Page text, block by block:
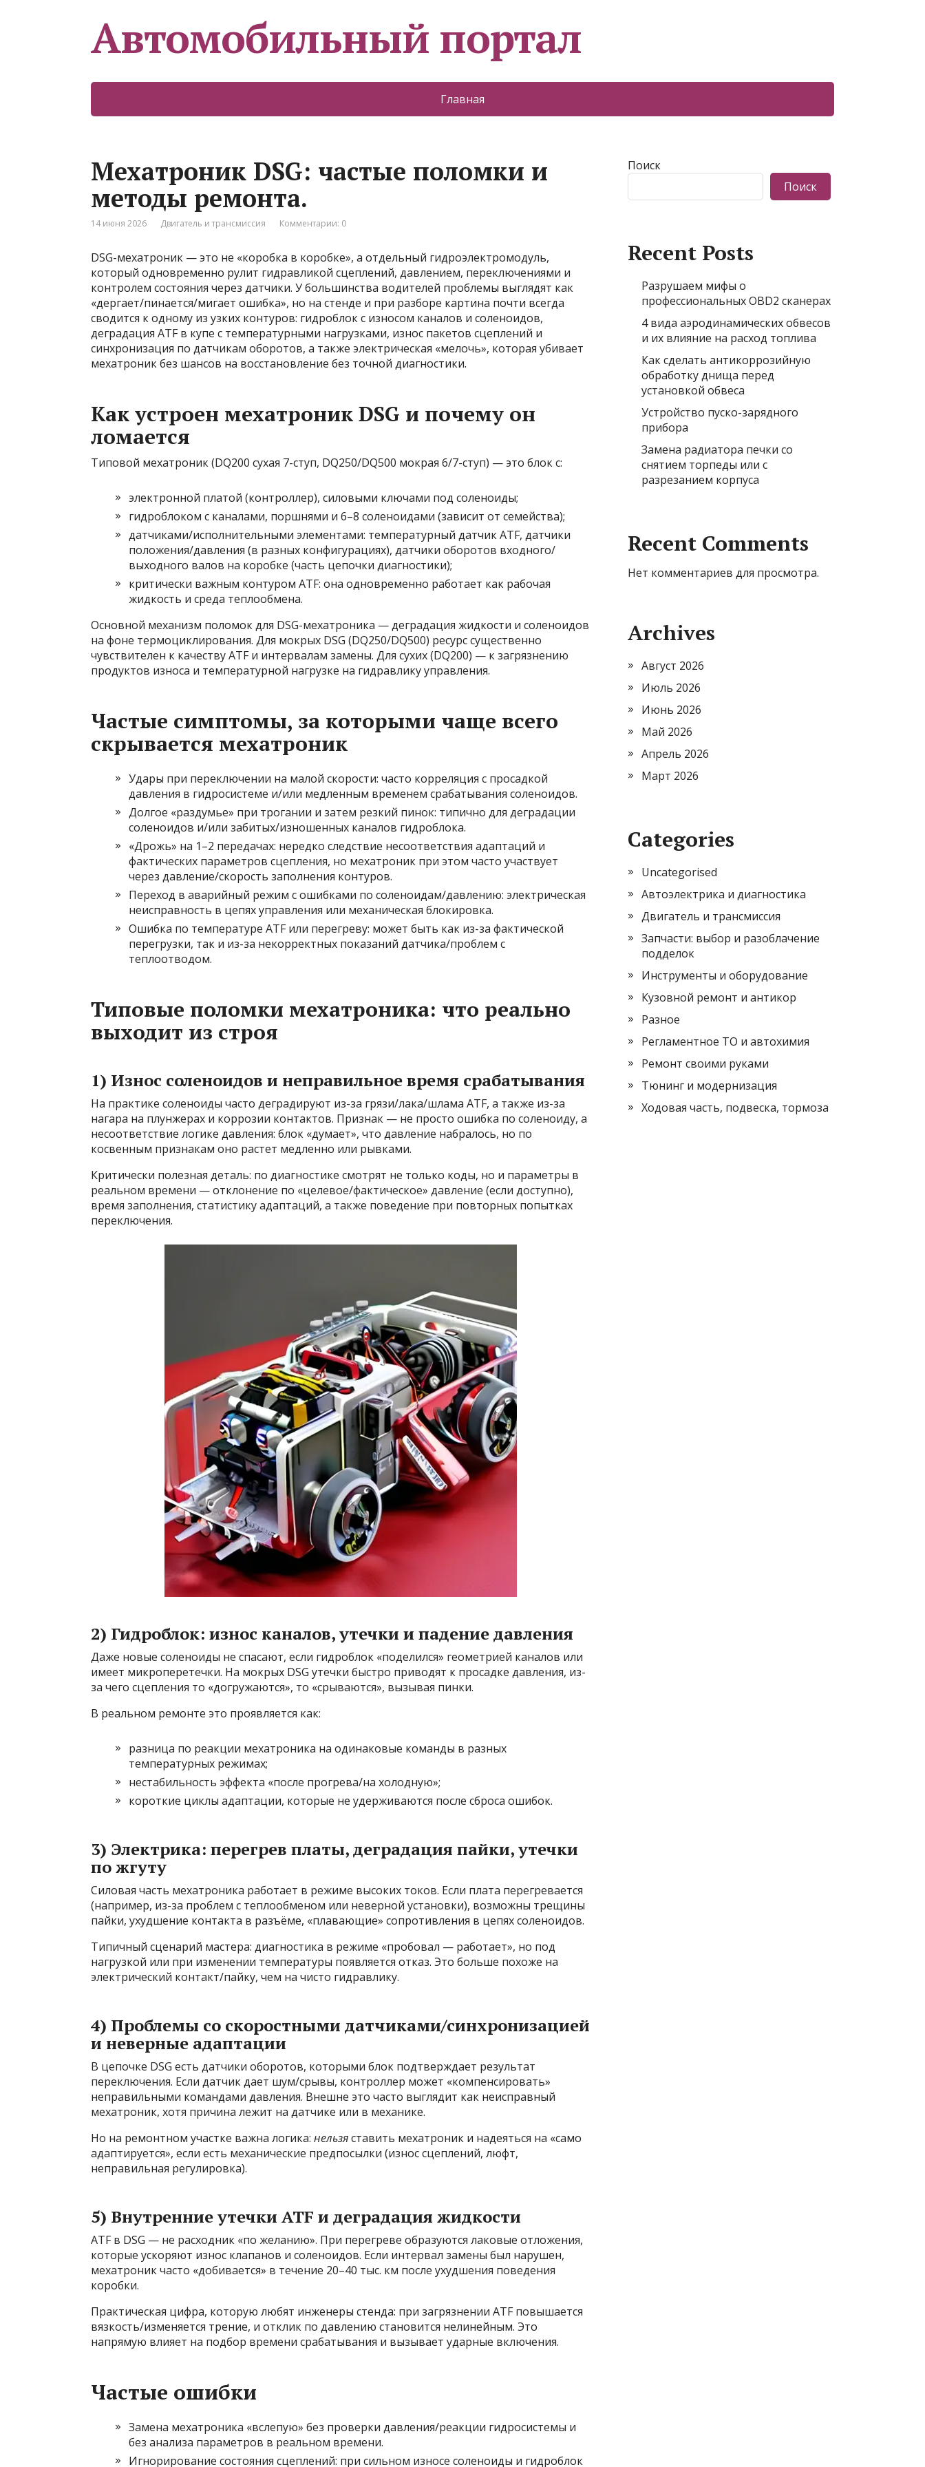
Автомобильный портал
Главная
Мехатроник DSG: частые поломки и
методы ремонта.
14 июня 2026 Двигатель и трансмиссия Комментарии: 0
DSG-мехатроник — это не «коробка в коробке», а отдельный гидроэлектромодуль,
который одновременно рулит гидравликой сцеплений, давлением, переключениями и
контролем состояния через датчики. У большинства водителей проблемы выглядят как
«дергает/пинается/мигает ошибка», но на стенде и при разборе картина почти всегда
сводится к одному из узких контуров: гидроблок с износом каналов и соленоидов,
деградация ATF в купе с температурными нагрузками, износ пакетов сцеплений и
синхронизация по датчикам оборотов, а также электрическая «мелочь», которая убивает
мехатроник без шансов на восстановление без точной диагностики.
Как устроен мехатроник DSG и почему он
ломается
Типовой мехатроник (DQ200 сухая 7-ступ, DQ250/DQ500 мокрая 6/7-ступ) — это блок с:
электронной платой (контроллер), силовыми ключами под соленоиды;
гидроблоком с каналами, поршнями и 6–8 соленоидами (зависит от семейства);
датчиками/исполнительными элементами: температурный датчик ATF, датчики
положения/давления (в разных конфигурациях), датчики оборотов входного/
выходного валов на коробке (часть цепочки диагностики);
критически важным контуром ATF: она одновременно работает как рабочая
жидкость и среда теплообмена.
Основной механизм поломок для DSG-мехатроника — деградация жидкости и соленоидов
на фоне термоциклирования. Для мокрых DSG (DQ250/DQ500) ресурс существенно
чувствителен к качеству ATF и интервалам замены. Для сухих (DQ200) — к загрязнению
продуктов износа и температурной нагрузке на гидравлику управления.
Частые симптомы, за которыми чаще всего
скрывается мехатроник
Удары при переключении на малой скорости: часто корреляция с просадкой
давления в гидросистеме и/или медленным временем срабатывания соленоидов.
Долгое «раздумье» при трогании и затем резкий пинок: типично для деградации
соленоидов и/или забитых/изношенных каналов гидроблока.
«Дрожь» на 1–2 передачах: нередко следствие несоответствия адаптаций и
фактических параметров сцепления, но мехатроник при этом часто участвует
через давление/скорость заполнения контуров.
Переход в аварийный режим с ошибками по соленоидам/давлению: электрическая
неисправность в цепях управления или механическая блокировка.
Ошибка по температуре ATF или перегреву: может быть как из-за фактической
перегрузки, так и из-за некорректных показаний датчика/проблем с
теплоотводом.
Типовые поломки мехатроника: что реально
выходит из строя
1) Износ соленоидов и неправильное время срабатывания
На практике соленоиды часто деградируют из-за грязи/лака/шлама ATF, а также из-за
нагара на плунжерах и коррозии контактов. Признак — не просто ошибка по соленоиду, а
несоответствие логике давления: блок «думает», что давление набралось, но по
косвенным признакам оно растет медленно или рывками.
Критически полезная деталь: по диагностике смотрят не только коды, но и параметры в
реальном времени — отклонение по «целевое/фактическое» давление (если доступно),
время заполнения, статистику адаптаций, а также поведение при повторных попытках
переключения.
2) Гидроблок: износ каналов, утечки и падение давления
Даже новые соленоиды не спасают, если гидроблок «поделился» геометрией каналов или
имеет микроперетечки. На мокрых DSG утечки быстро приводят к просадке давления, из-
за чего сцепления то «догружаются», то «срываются», вызывая пинки.
В реальном ремонте это проявляется как:
разница по реакции мехатроника на одинаковые команды в разных
температурных режимах;
нестабильность эффекта «после прогрева/на холодную»;
короткие циклы адаптации, которые не удерживаются после сброса ошибок.
3) Электрика: перегрев платы, деградация пайки, утечки
по жгуту
Силовая часть мехатроника работает в режиме высоких токов. Если плата перегревается
(например, из-за проблем с теплообменом или неверной установки), возможны трещины
пайки, ухудшение контакта в разъёме, «плавающие» сопротивления в цепях соленоидов.
Типичный сценарий мастера: диагностика в режиме «пробовал — работает», но под
нагрузкой или при изменении температуры появляется отказ. Это больше похоже на
электрический контакт/пайку, чем на чисто гидравлику.
4) Проблемы со скоростными датчиками/синхронизацией
и неверные адаптации
В цепочке DSG есть датчики оборотов, которыми блок подтверждает результат
переключения. Если датчик дает шум/срывы, контроллер может «компенсировать»
неправильными командами давления. Внешне это часто выглядит как неисправный
мехатроник, хотя причина лежит на датчике или в механике.
Но на ремонтном участке важна логика: нельзяставить мехатроник и надеяться на «само
адаптируется», если есть механические предпосылки (износ сцеплений, люфт,
неправильная регулировка).
5) Внутренние утечки ATF и деградация жидкости
ATF в DSG — не расходник «по желанию». При перегреве образуются лаковые отложения,
которые ускоряют износ клапанов и соленоидов. Если интервал замены был нарушен,
мехатроник часто «добивается» в течение 20–40 тыс. км после ухудшения поведения
коробки.
Практическая цифра, которую любят инженеры стенда: при загрязнении ATF повышается
вязкость/изменяется трение, и отклик по давлению становится нелинейным. Это
напрямую влияет на подбор времени срабатывания и вызывает ударные включения.
Частые ошибки
Замена мехатроника «вслепую» без проверки давления/реакции гидросистемы и
без анализа параметров в реальном времени.
Игнорирование состояния сцеплений: при сильном износе соленоиды и гидроблок
Поиск
Поиск
Recent Posts
Разрушаем мифы о
профессиональных OBD2 сканерах
4 вида аэродинамических обвесов
и их влияние на расход топлива
Как сделать антикоррозийную
обработку днища перед
установкой обвеса
Устройство пуско-зарядного
прибора
Замена радиатора печки со
снятием торпеды или с
разрезанием корпуса
Recent Comments
Нет комментариев для просмотра.
Archives
Август 2026
Июль 2026
Июнь 2026
Май 2026
Апрель 2026
Март 2026
Categories
Uncategorised
Автоэлектрика и диагностика
Двигатель и трансмиссия
Запчасти: выбор и разоблачение
подделок
Инструменты и оборудование
Кузовной ремонт и антикор
Разное
Регламентное ТО и автохимия
Ремонт своими руками
Тюнинг и модернизация
Ходовая часть, подвеска, тормоза